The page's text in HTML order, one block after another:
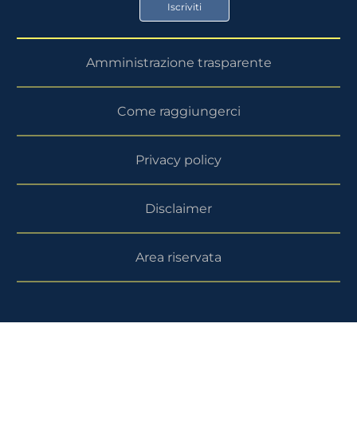
Store
Iscriviti
Amministrazione trasparente
Come raggiungerci
Privacy policy
Disclaimer
Area riservata